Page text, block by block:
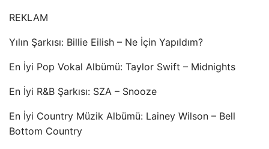
REKLAM
Yılın Şarkısı: Billie Eilish – Ne İçin Yapıldım?
En İyi Pop Vokal Albümü: Taylor Swift – Midnights
En İyi R&B Şarkısı: SZA – Snooze
En İyi Country Müzik Albümü: Lainey Wilson – Bell
Bottom Country